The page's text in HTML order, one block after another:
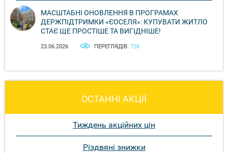
МАСШТАБНІ ОНОВЛЕННЯ В ПРОГРАМАХ
ДЕРЖПІДТРИМКИ «ЄОСЕЛЯ»: КУПУВАТИ ЖИТЛО
СТАЄ ЩЕ ПРОСТІШЕ ТА ВИГІДНІШЕ!
23.06.2026 ПЕРЕГЛЯДІВ: 726
ОСТАННІ АКЦІЇ
Тиждень акційних цін
Різдвяні знижки